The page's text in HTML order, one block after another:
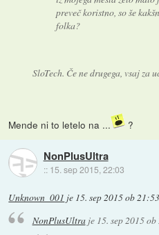
preveč koristno, so še
folka?
SloTech. Če ne drugega, vsaj za
Mende ni to letelo na ... ?
NonPlusUltra
:: 15. sep 2015, 22:03
Unknown_001 je 15. sep 2015 ob 21:53
NonPlusUltraje 15. sep 2015